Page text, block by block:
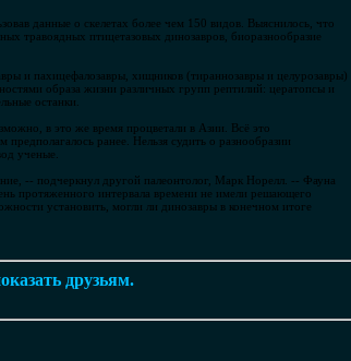
данные о скелетах более чем 150 видов. Выяснилось, что
травоядных птицетазовых динозавров, биоразнообразие
и пахицефалозавры, хищников (тираннозавры и целурозавры)
образа жизни различных групп рептилий: цератопсы и
останки.
в это же время процветали в Азии. Всё это
ранее. Нельзя судить о разнообразии
ученые.
-- подчеркнул другой палеонтолог, Марк Норелл. -- Фауна
протяженного интервала времени не имели решающего
установить, могли ли динозавры в конечном итоге
друзьям.